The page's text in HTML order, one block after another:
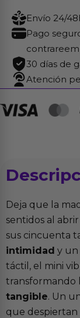
Envío 24/
Pago
30 días de
Atención
Deja que la
sentidos al
sus cincuenta
intimidad y un
táctil, el mini
transformando
tangible. Un
que despiertan